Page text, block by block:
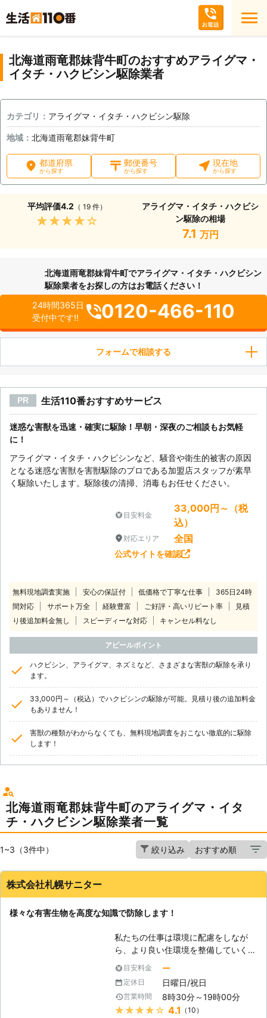
北海道雨竜郡妹背牛町のおすすめアライグマ・
イタチ・ハクビシン駆除業者
カテゴリ： アライグマ・イタチ・ハクビシン駆除
地域： 北海道雨竜郡妹背牛町
都道府県
から探す
郵便番号
から探す
現在地
から探す
平均評価4.2 （ 19 件）
★★★★★
アライグマ・イタチ・ハクビシ
ン駆除の相場
7.1 万円
北海道雨竜郡妹背牛町でアライグマ・イタチ・ハクビシン
駆除業者をお探しの方はお電話ください！
24時間365日
受付中です!!
0120-466-110
フォームで相談する
PR 生活110番おすすめサービス
迷惑な害獣を迅速・確実に駆除！早朝・深夜のご相談もお気軽
に！
アライグマ・イタチ・ハクビシンなど、騒音や衛生的被害の原因
となる迷惑な害獣を害獣駆除のプロである加盟店スタッフが素早
く駆除いたします。駆除後の清掃、消毒もお任せください。
目安料金
33,000円～（税
込）
対応エリア 全国
公式サイトを確認
無料現地調査実施 安心の保証付 低価格で丁寧な仕事
365日24時
間対応
サポート万全 経験豊富 ご好評・高いリピート率
見積
り後追加料金無し
スピーディーな対応 キャンセル料なし
アピールポイント
ハクビシン、アライグマ、ネズミなど、さまざまな害獣の駆除を承り
ます。
33,000円～（税込）でハクビシンの駆除が可能。見積り後の追加料金
もありません！
害獣の種類がわからなくても、無料現地調査をおこない徹底的に駆除
します！
北海道雨竜郡妹背牛町のアライグマ・イタ
チ・ハクビシン駆除業者一覧
1~3（3件中） 絞り込み
株式会社札幌サニター
様々な有害生物を高度な知識で防除します！
私たちの仕事は環境に配慮をしなが
ら、より良い住環境を整備していくた
めのお手伝いです。近年の温暖化によ
り、以前は北海道に生息すらしていな
かった生物が移り住むようになってき
ました。その中には人の手で運ばれて
しまったものも沢山います。それに比
目安料金 ー
定休日 日曜日/祝日
営業時間 8時30分～19時00分
★★★★★ 4.1 （10）